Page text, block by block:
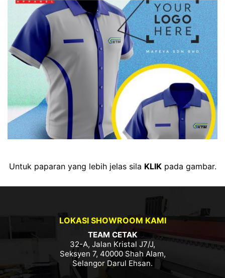
Untuk paparan yang lebih jelas sila KLIKpada gambar.
LOKASI SHOWROOM KAMI
TEAM CETAK
32-A, Jalan Kristal J7/J,
Seksyen 7, 40000 Shah Alam,
Selangor Darul Ehsan.